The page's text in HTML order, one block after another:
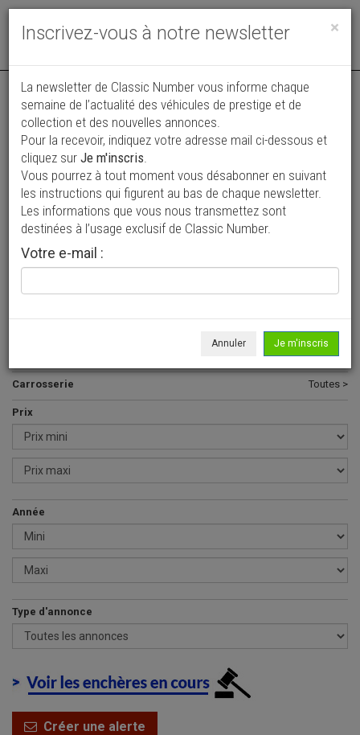
Toggle
Vos annonces vues par
plus de 4 millions de collectionneurs
Ajouter une annonce
> Rechercher un véhicule
2600 Sprint >
Carrosserie Toutes >
Prix
Année
Type d'annonce
Créer une alerte
×
Inscrivez-vous à notre newsletter
La newsletter de Classic Number vous informe chaque
semaine de l’actualité des véhicules de prestige et de
collection et des nouvelles annonces.
Pour la recevoir, indiquez votre adresse mail ci-dessous et
cliquez sur Je m'inscris.
Vous pourrez à tout moment vous désabonner en suivant
les instructions qui figurent au bas de chaque newsletter.
Les informations que vous nous transmettez sont
destinées à l’usage exclusif de Classic Number.
Votre e-mail :
Annuler Je m'inscris